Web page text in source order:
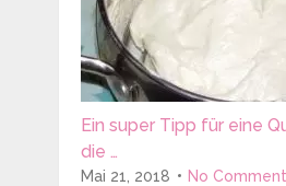
Ein super Tipp für eine
die …
Mai 21, 2018 No